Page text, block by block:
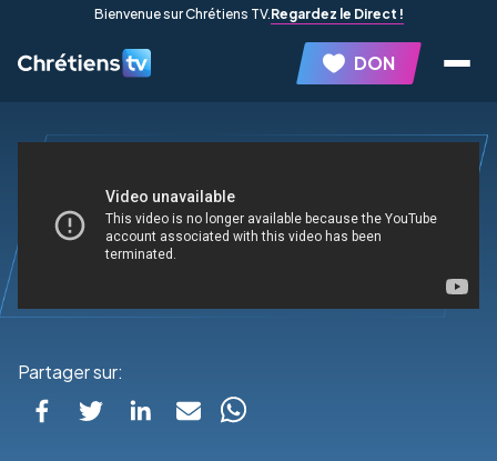
Bienvenue sur Chrétiens TV.Regardez le Direct !
DON
Partager sur: